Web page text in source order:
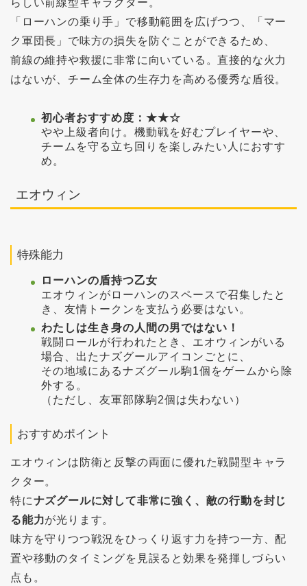
らしい前線型キャラクター。
「ローハンの乗り手」で移動範囲を広げつつ、「マー
ク軍団長」で味方の損失を防ぐことができるため、
前線の維持や救援に非常に向いている。直接的な火力
はないが、チーム全体の生存力を高める優秀な盾役。
初心者おすすめ度：★★☆
やや上級者向け。機動戦を好むプレイヤーや、
チームを守る立ち回りを楽しみたい人におすす
め。
エオウィン
特殊能力
ローハンの盾持つ乙女
エオウィンがローハンのスペースで召集したと
き、友情トークンを支払う必要はない。
わたしは生き身の人間の男ではない！
戦闘ロールが行われたとき、エオウィンがいる
場合、出たナズグールアイコンごとに、
その地域にあるナズグール駒1個をゲームから除
外する。
（ただし、友軍部隊駒2個は失わない）
おすすめポイント
エオウィンは防衛と反撃の両面に優れた戦闘型キャラ
クター。
特にナズグールに対して非常に強く、敵の行動を封じ
る能力が光ります。
味方を守りつつ戦況をひっくり返す力を持つ一方、配
置や移動のタイミングを見誤ると効果を発揮しづらい
点も。